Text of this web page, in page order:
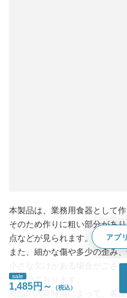
本製品は、業務用食器として作
そのため作りに粗い部分があ
点などが見られます。
また、細かな傷や多少の歪み
小さな欠けがある場合がござ
ただいております。
商品の入荷時期によって、裏
sale
1,485円～
アプ